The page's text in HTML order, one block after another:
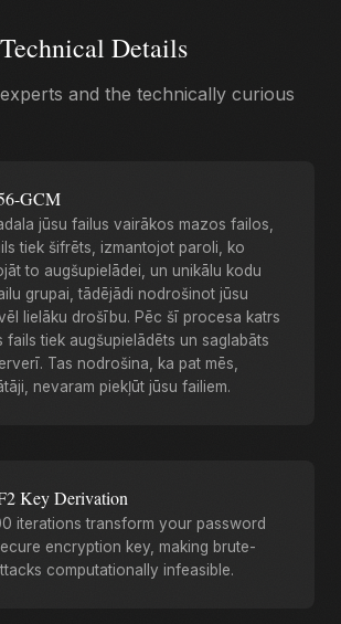
Technical Details
and the technically curious
GCM
jūsu failus vairākos mazos failos,
tiek šifrēts, izmantojot paroli, ko
to augšupielādei, un unikālu kodu
grupai, tādējādi nodrošinot jūsu
lielāku drošību. Pēc šī procesa katrs
fails tiek augšupielādēts un saglabāts
Tas nodrošina, ka pat mēs,
nevaram piekļūt jūsu failiem.
Key Derivation
iterations transform your password
encryption key, making brute-
computationally infeasible.